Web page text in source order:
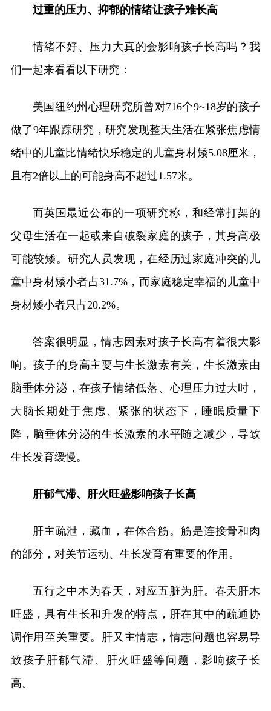
过重的压力、抑郁的情绪让孩子难长高
情绪不好、压力大真的会影响孩子长高吗？我
们一起来看看以下研究：
美国纽约州心理研究所曾对716个9~18岁的孩子
做了9年跟踪研究，研究发现整天生活在紧张焦虑情
绪中的儿童比情绪快乐稳定的儿童身材矮5.08厘米，
且有2倍以上的可能身高不超过1.57米。
而英国最近公布的一项研究称，和经常打架的
父母生活在一起或来自破裂家庭的孩子，其身高极
可能较矮。研究人员发现，在经历过家庭冲突的儿
童中身材矮小者占31.7%，而家庭稳定幸福的儿童中
身材矮小者只占20.2%。
答案很明显，情志因素对孩子长高有着很大影
响。孩子的身高主要与生长激素有关，生长激素由
脑垂体分泌，在孩子情绪低落、心理压力过大时，
大脑长期处于焦虑、紧张的状态下，睡眠质量下
降，脑垂体分泌的生长激素的水平随之减少，导致
生长发育缓慢。
肝郁气滞、肝火旺盛影响孩子长高
肝主疏泄，藏血，在体合筋。筋是连接骨和肉
的部分，对关节运动、生长发育有重要的作用。
五行之中木为春天，对应五脏为肝。春天肝木
旺盛，具有生长和升发的特点，肝在其中的疏通协
调作用至关重要。肝又主情志，情志问题也容易导
致孩子肝郁气滞、肝火旺盛等问题，影响孩子长
高。